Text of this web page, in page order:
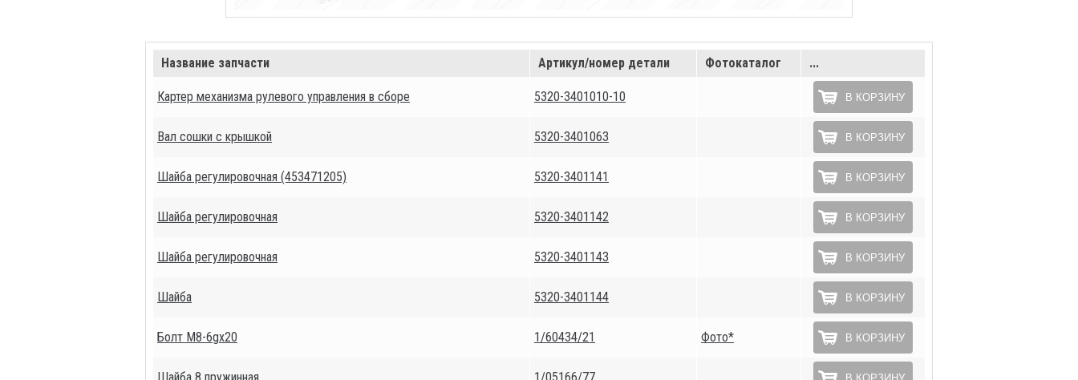
Название запчасти Артикул/номер детали Фотокаталог ...
Картер механизма рулевого управления в сборе 5320-3401010-10 В КОРЗИНУ
Вал сошки с крышкой 5320-3401063 В КОРЗИНУ
Шайба регулировочная (453471205) 5320-3401141 В КОРЗИНУ
Шайба регулировочная 5320-3401142 В КОРЗИНУ
Шайба регулировочная 5320-3401143 В КОРЗИНУ
Шайба 5320-3401144 В КОРЗИНУ
Болт М8-6gх20 1/60434/21 Фото* В КОРЗИНУ